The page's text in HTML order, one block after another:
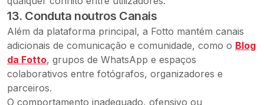
13. Conduta noutros Canais
Além da plataforma principal, a Fotto mantém canais
adicionais de comunicação e comunidade, como o Blog
da Fotto, grupos de WhatsApp e espaços
colaborativos entre fotógrafos, organizadores e
parceiros.
O comportamento inadequado, ofensivo ou